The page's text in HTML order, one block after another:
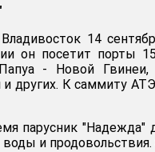
14
он посетит порты
- Новой Гвинеи,
и других. К саммиту
парусник
и